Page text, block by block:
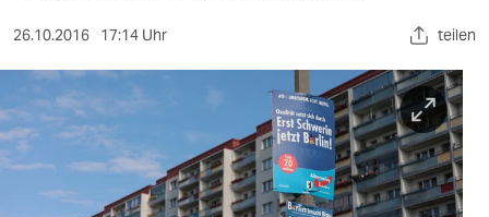
sport
berlin
nord
26.10.2016 17:14 Uhr teilen